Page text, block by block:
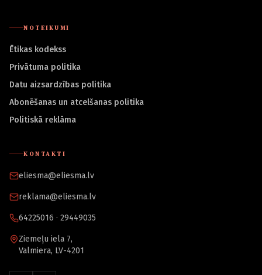
NOTEIKUMI
Ētikas kodekss
Privātuma politika
Datu aizsardzības politika
Abonēšanas un atcelšanas politika
Politiskā reklāma
KONTAKTI
eliesma@eliesma.lv
reklama@eliesma.lv
64225016 · 29449035
Ziemeļu iela 7,
Valmiera, LV-4201